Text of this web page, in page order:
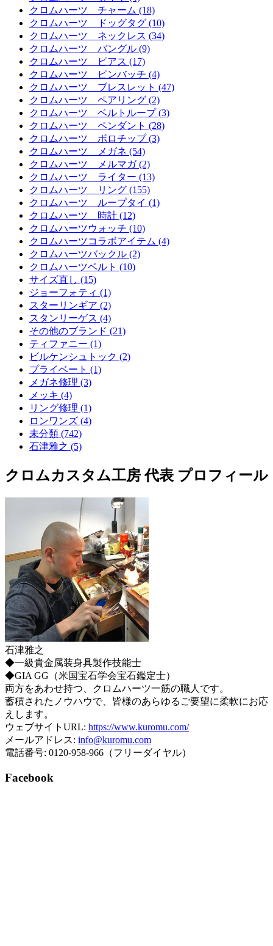
クロムハーツ チャーム (18)
クロムハーツ ドッグタグ (10)
クロムハーツ ネックレス (34)
クロムハーツ バングル (9)
クロムハーツ ピアス (17)
クロムハーツ ピンバッチ (4)
クロムハーツ ブレスレット (47)
クロムハーツ ペアリング (2)
クロムハーツ ベルトループ (3)
クロムハーツ ペンダント (28)
クロムハーツ ボロチップ (3)
クロムハーツ メガネ (54)
クロムハーツ メルマガ (2)
クロムハーツ ライター (13)
クロムハーツ リング (155)
クロムハーツ ループタイ (1)
クロムハーツ 時計 (12)
クロムハーツウォッチ (10)
クロムハーツコラボアイテム (4)
クロムハーツバックル (2)
クロムハーツベルト (10)
サイズ直し (15)
ジョーフォティ (1)
スターリンギア (2)
スタンリーゲス (4)
その他のブランド (21)
ティファニー (1)
ビルケンシュトック (2)
プライベート (1)
メガネ修理 (3)
メッキ (4)
リング修理 (1)
ロンワンズ (4)
未分類 (742)
石津雅之 (5)
クロムカスタム工房 代表 プロフィール
石津雅之
◆一級貴金属装身具製作技能士
◆GIA GG（米国宝石学会宝石鑑定士）
両方をあわせ持つ、クロムハーツ一筋の職人です。
蓄積されたノウハウで、皆様のあらゆるご要望に柔軟にお応
えします。
ウェブサイトURL: https://www.kuromu.com/
メールアドレス: info@kuromu.com
電話番号: 0120-958-966（フリーダイヤル）
Facebook